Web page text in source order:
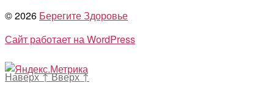
© 2026 Берегите Здоровье
Сайт работает на WordPress
Наверх↑Вверх↑